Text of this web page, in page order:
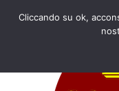
Cliccando su ok,